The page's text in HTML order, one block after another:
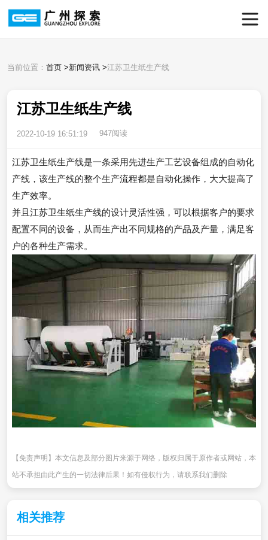
当前位置： 首页 >新闻资讯 >江苏卫生纸生产线
江苏卫生纸生产线
2022-10-19 16:51:19 947阅读
江苏卫生纸生产线是一条采用先进生产工艺设备组成的自动化
产线，该生产线的整个生产流程都是自动化操作，大大提高了
生产效率。
并且江苏卫生纸生产线的设计灵活性强，可以根据客户的要求
配置不同的设备，从而生产出不同规格的产品及产量，满足客
户的各种生产需求。
【免责声明】本文信息及部分图片来源于网络，版权归属于原作者或网站，本
站不承担由此产生的一切法律后果！如有侵权行为，请联系我们删除
相关推荐